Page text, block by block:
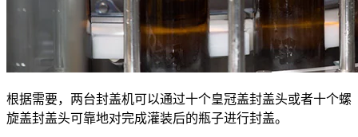
根据需要，两台封盖机可以通过十个皇冠盖封盖头或者十个螺
旋盖封盖头可靠地对完成灌装后的瓶子进行封盖。